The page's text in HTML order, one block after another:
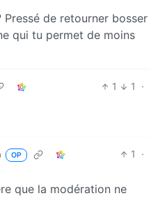
de retourner bosser
qui tu permet de moins
1 1
·
OP 1
·
que la modération ne